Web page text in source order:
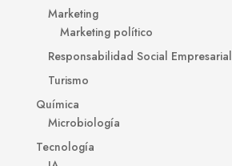
Marketing
Marketing político
Responsabilidad Social Empresarial
Turismo
Química
Microbiología
Tecnología